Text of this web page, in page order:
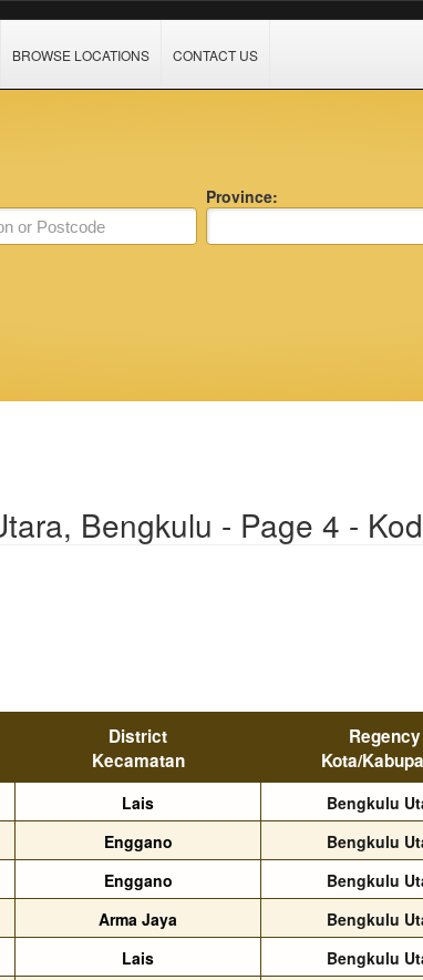
BROWSE LOCATIONS CONTACT US
Province:
Bengkulu - Page 4 -
District
Kecamatan
Regency
Kota/
Lais Bengkulu
Enggano Bengkulu
Enggano Bengkulu
Arma Jaya Bengkulu
Lais Bengkulu